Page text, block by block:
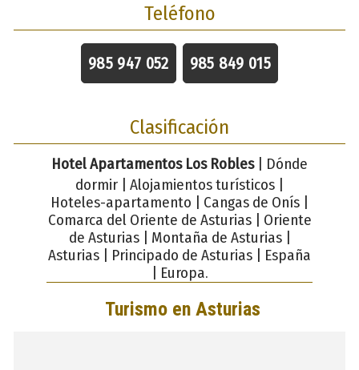
Teléfono
985 947 052 985 849 015
Clasificación
Hotel Apartamentos Los Robles| Dónde
dormir | Alojamientos turísticos |
Hoteles-apartamento | Cangas de Onís |
Comarca del Oriente de Asturias | Oriente
de Asturias | Montaña de Asturias |
Asturias | Principado de Asturias | España
| Europa.